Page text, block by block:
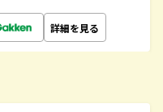
詳細を見る